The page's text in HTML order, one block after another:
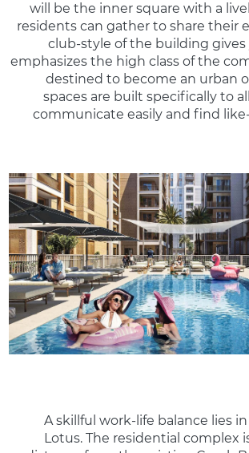
will be the inner square with a
residents can gather to share their
club-style of the building gives
emphasizes the high class of the
destined to become an urban
spaces are built specifically to
communicate easily and find
A skillful work-life balance lies
Lotus. The residential complex